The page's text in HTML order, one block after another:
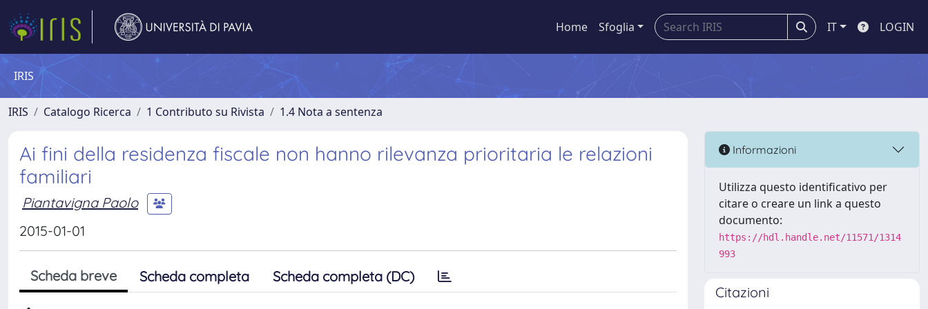
Home Sfoglia IT LOGIN
IRIS
IRIS Catalogo Ricerca 1 Contributo su Rivista 1.4 Nota a sentenza
Ai fini della residenza fiscale non hanno rilevanza prioritaria le relazioni
familiari
Piantavigna Paolo
2015-01-01
Scheda breve Scheda completa Scheda completa (DC)
Informazioni
Utilizza questo identificativo per
citare o creare un link a questo
documento:
https://hdl.handle.net/11571/1314
993
Citazioni